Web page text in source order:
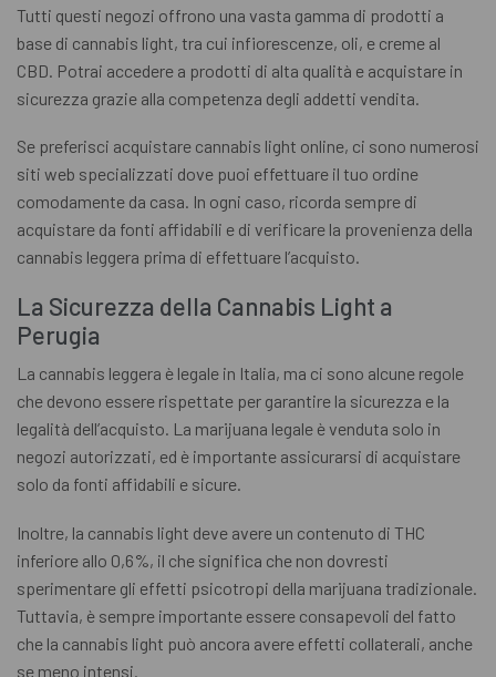
Tutti questi negozi offrono una vasta gamma di prodotti a
base di cannabis light, tra cui infiorescenze, oli, e creme al
CBD. Potrai accedere a prodotti di alta qualità e acquistare in
sicurezza grazie alla competenza degli addetti vendita.
Se preferisci acquistare cannabis light online, ci sono numerosi
siti web specializzati dove puoi effettuare il tuo ordine
comodamente da casa. In ogni caso, ricorda sempre di
acquistare da fonti affidabili e di verificare la provenienza della
cannabis leggera prima di effettuare l’acquisto.
La Sicurezza della Cannabis Light a
Perugia
La cannabis leggera è legale in Italia, ma ci sono alcune regole
che devono essere rispettate per garantire la sicurezza e la
legalità dell’acquisto. La marijuana legale è venduta solo in
negozi autorizzati, ed è importante assicurarsi di acquistare
solo da fonti affidabili e sicure.
Inoltre, la cannabis light deve avere un contenuto di THC
inferiore allo 0,6%, il che significa che non dovresti
sperimentare gli effetti psicotropi della marijuana tradizionale.
Tuttavia, è sempre importante essere consapevoli del fatto
che la cannabis light può ancora avere effetti collaterali, anche
se meno intensi.